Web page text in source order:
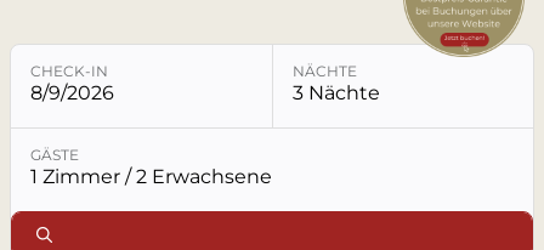
CHECK-IN
8/9/2026
NÄCHTE
3 Nächte
GÄSTE
1 Zimmer / 2 Erwachsene